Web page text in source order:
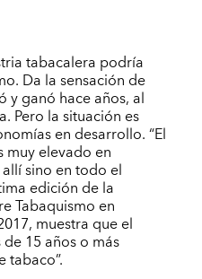
tabacalera podría
Da la sensación de
y ganó hace años, al
Pero la situación es
en desarrollo. “El
muy elevado en
sino en todo el
edición de la
Tabaquismo en
muestra que el
15 años o más
tabaco”.